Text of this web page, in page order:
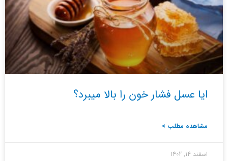
ایا عسل فشار خون را بالا میبرد؟
مشاهده مطلب >
اسفند 14, 1402